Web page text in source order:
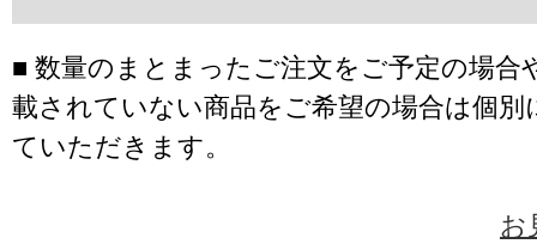
■ 数量のまとまったご注文をご予定の場合
載されていない商品をご希望の場合は個別
ていただきます。
お